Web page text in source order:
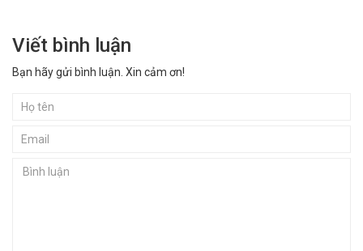
Viết bình luận
Bạn hãy gửi bình luận. Xin cảm ơn!